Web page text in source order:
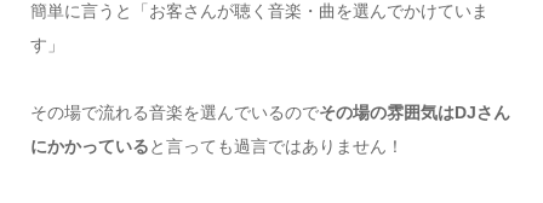
簡単に言うと「お客さんが聴く音楽・曲を選んでかけていま
す」
その場で流れる音楽を選んでいるのでその場の雰囲気はDJさん
にかかっていると言っても過言ではありません！